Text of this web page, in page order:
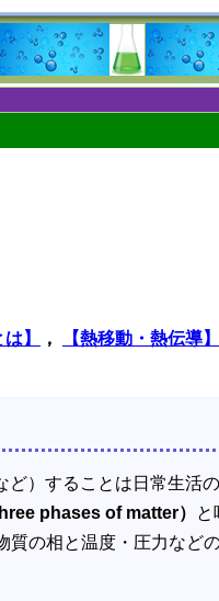
】 ， 【熱移動・熱伝導】
）することは日常生活の
phases of matter）
と
質の相と温度・圧力など